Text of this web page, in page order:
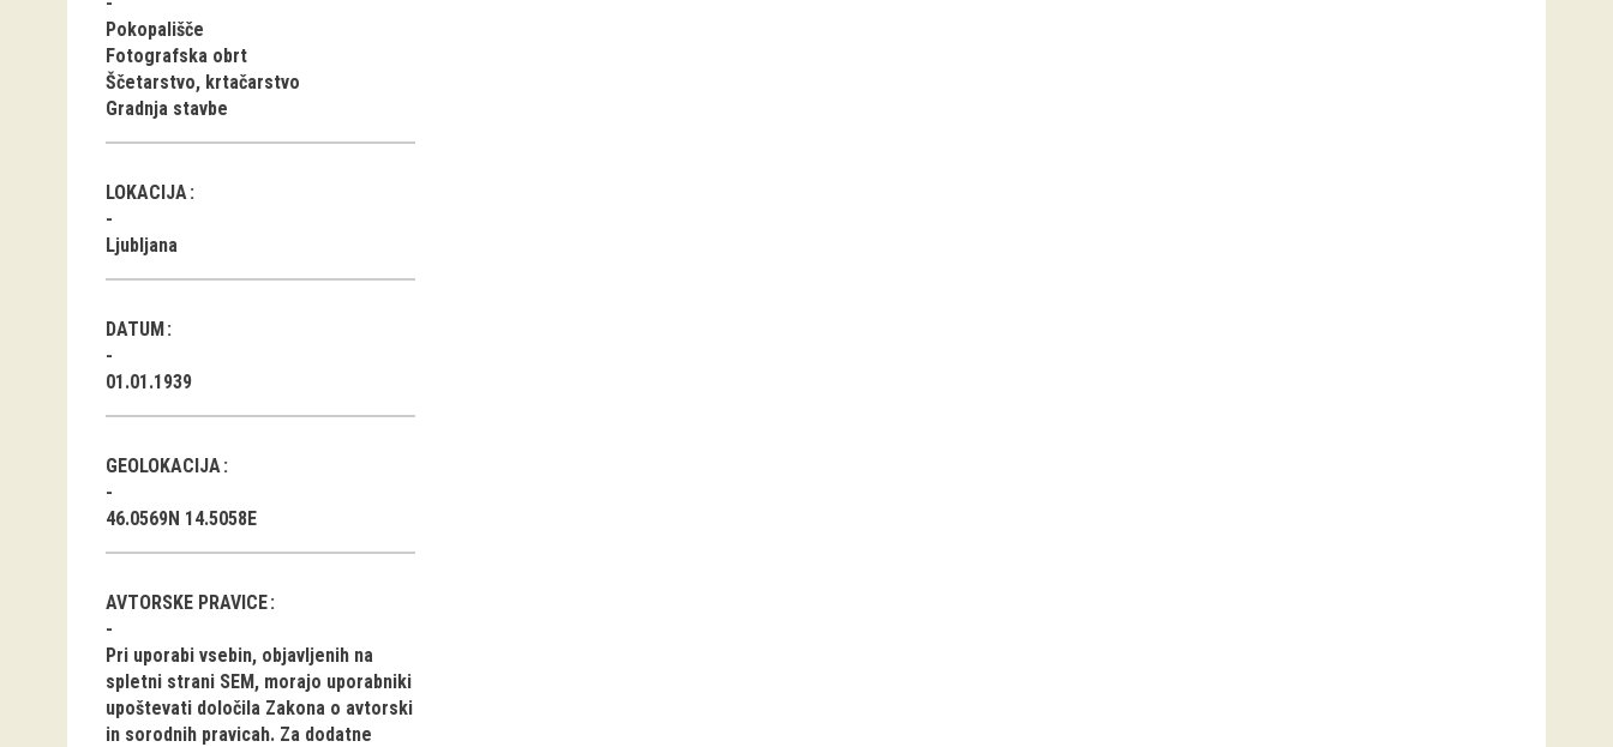
Pokopališče
Fotografska obrt
Ščetarstvo, krtačarstvo
Gradnja stavbe
LOKACIJA
Ljubljana
DATUM
01.01.1939
GEOLOKACIJA
46.0569N 14.5058E
AVTORSKE PRAVICE
Pri uporabi vsebin, objavljenih na
spletni strani SEM, morajo uporabniki
upoštevati določila Zakona o avtorski
in sorodnih pravicah. Za dodatne